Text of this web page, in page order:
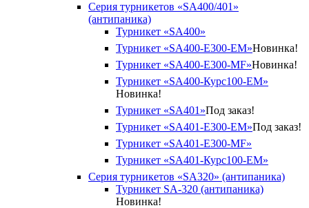
Серия турникетов «SA400/401»
(антипаника)
Турникет «SA400»
Турникет «SA400-Е300-EM»Новинка!
Турникет «SA400-Е300-MF»Новинка!
Турникет «SA400-Курс100-EM»
Новинка!
Турникет «SA401»Под заказ!
Турникет «SA401-E300-EM»Под заказ!
Турникет «SA401-E300-MF»
Турникет «SA401-Курс100-EM»
Серия турникетов «SA320» (антипаника)
Турникет SA-320 (антипаника)
Новинка!